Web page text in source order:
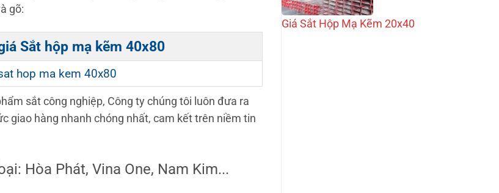
gõ:
Sắt hộp mạ kẽm 40x80
hop ma kem 40x80
sắt công nghiệp, Công ty chúng tôi luôn đưa ra
giao hàng nhanh chóng nhất, cam kết trên niềm tin
Hòa Phát, Vina One, Nam Kim...
Giá Sắt Hộp Mạ Kẽm 20x40